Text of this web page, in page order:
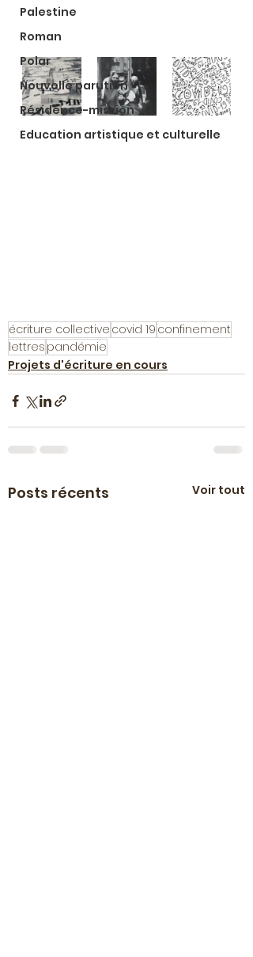
Palestine
Roman
Polar
Nouvelle parution
Résidence-mission
Education artistique et culturelle
écriture collective covid 19 confinement
lettres pandémie
Projets d'écriture en cours
Posts récents Voir tout